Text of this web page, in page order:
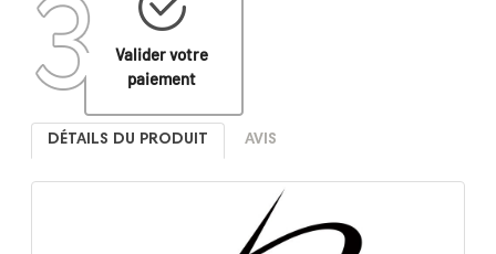
Valider votre
paiement
DÉTAILS DU PRODUIT AVIS